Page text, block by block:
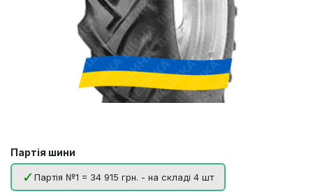
Партія шини
Партія №1 = 34 915 грн. - на складі 4 шт